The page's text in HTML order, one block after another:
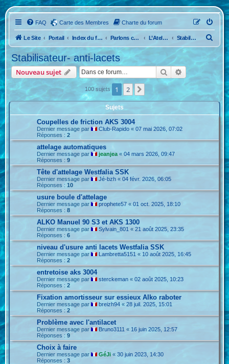
FAQ Carte des Membres Charte du forum
Le Site Portail Index du forum Parlons caravane et véhicule L’Atelier mécanique Stabilisateur- anti-lacets
c
Stabilisateur- anti-lacets
Nouveau sujet RechercherRecherche
100 sujets 1 2 Suivante
Sujets
Coupelles de friction AKS 3004
Dernier message par Club-Rapido «07 mai 2026, 07:02
Réponses :2
attelage automatiques
Dernier message par jeanjea «04 mars 2026, 09:47
Réponses :9
Tête d'attelage Westfalia SSK
Dernier message par Jé-bzh «04 févr. 2026, 06:05
Réponses :10
usure boule d'attelage
Dernier message par prophete57 «01 oct. 2025, 18:10
Réponses :8
ALKO Manuel 90 S3 et AKS 1300
Dernier message par Sylvain_801 «21 août 2025, 23:35
Réponses :6
niveau d'usure anti lacets Westfalia SSK
Dernier message par Lambretta5151 « 10 août 2025, 16:45
Réponses :2
entretoise aks 3004
Dernier message par sterckeman «02 août 2025, 10:23
Réponses :2
Fixation amortisseur sur essieux Alko raboter
Dernier message par breizh94 «28 juil. 2025, 15:01
Réponses :2
Problème avec l'antilacet
Dernier message par Bruno3111 « 16 juin 2025, 12:57
Réponses :9
Choix à faire
Dernier message par GéJi «30 juin 2023, 14:30
Réponses :3